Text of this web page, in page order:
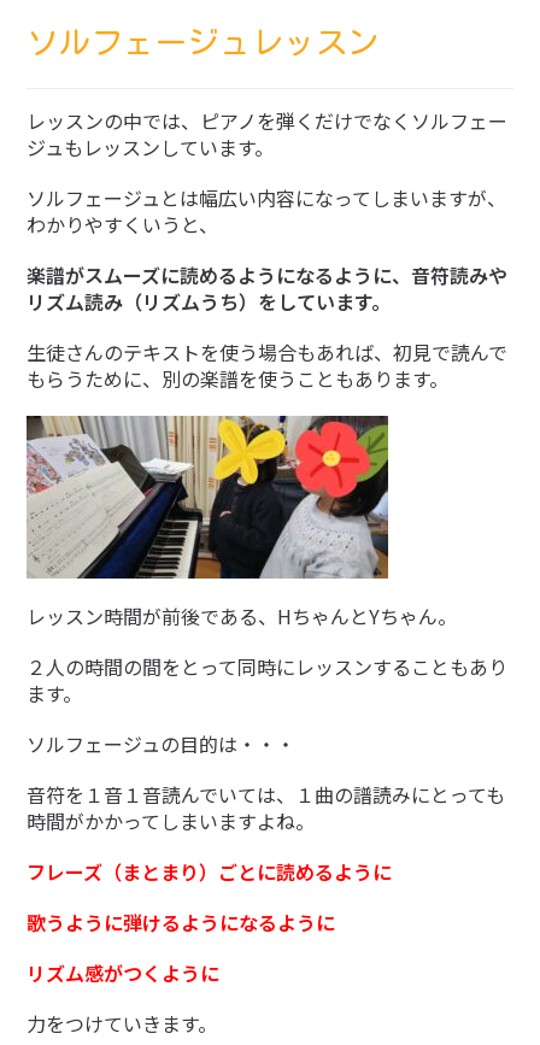
ソルフェージュレッスン
レッスンの中では、ピアノを弾くだけでなくソルフェー
ジュもレッスンしています。
ソルフェージュとは幅広い内容になってしまいますが、
わかりやすくいうと、
楽譜がスムーズに読めるようになるように、音符読みや
リズム読み（リズムうち）をしています。
生徒さんのテキストを使う場合もあれば、初見で読んで
もらうために、別の楽譜を使うこともあります。
レッスン時間が前後である、HちゃんとYちゃん。
２人の時間の間をとって同時にレッスンすることもあり
ます。
ソルフェージュの目的は・・・
音符を１音１音読んでいては、１曲の譜読みにとっても
時間がかかってしまいますよね。
フレーズ（まとまり）ごとに読めるように
歌うように弾けるようになるように
リズム感がつくように
力をつけていきます。